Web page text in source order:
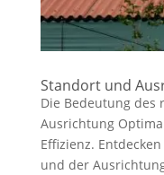
Standort und
Die Bedeutung des
Ausrichtung
Effizienz.
und der